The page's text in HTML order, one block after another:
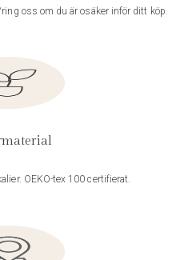
oss om du är osäker inför ditt köp.
OEKO-tex 100 certifierat.